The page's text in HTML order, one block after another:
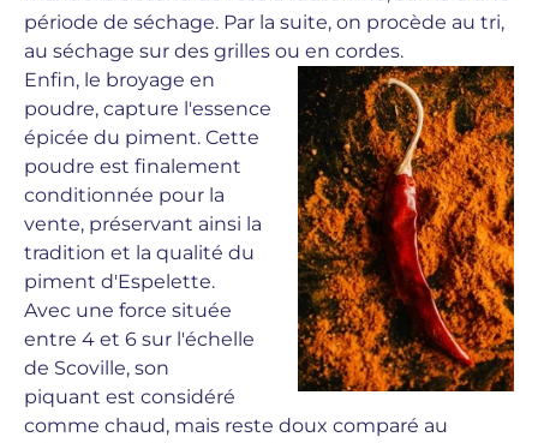
période de séchage. Par la suite, on procède au tri,
au séchage sur des grilles ou en cordes.
Enfin, le broyage en
poudre, capture l'essence
épicée du piment. Cette
poudre est finalement
conditionnée pour la
vente, préservant ainsi la
tradition et la qualité du
piment d'Espelette.
Avec une force située
entre 4 et 6 sur l'échelle
de Scoville, son
piquant est considéré
comme chaud, mais reste doux comparé au